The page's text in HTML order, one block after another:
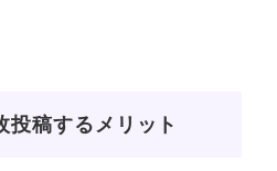
投稿するメリット